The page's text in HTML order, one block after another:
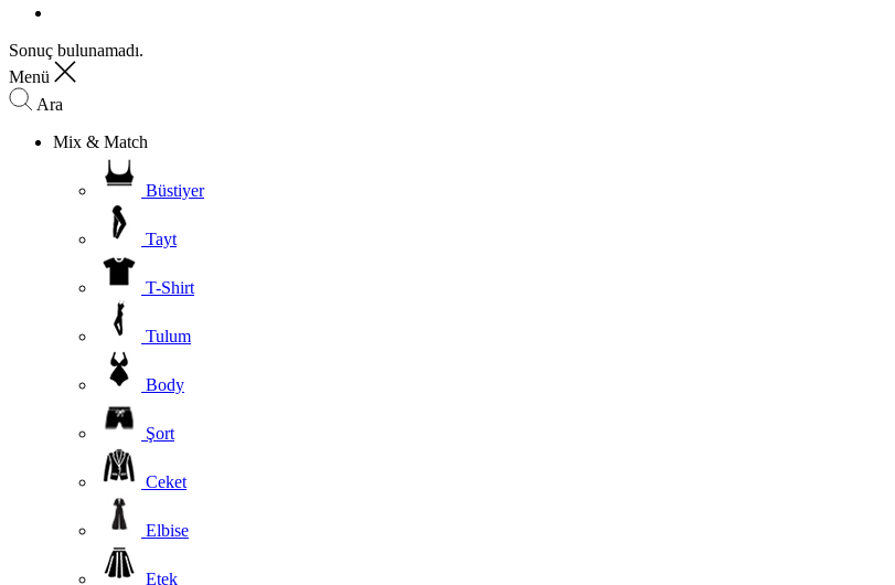
Sonuç bulunamadı.
Menü
Ara
Mix & Match
Büstiyer
Tayt
T-Shirt
Tulum
Body
Şort
Ceket
Elbise
Etek